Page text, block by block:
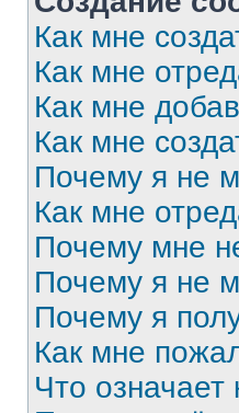
Как мне
Как мне
Как мне
Как мне
Почему я не
Как мне
Почему мне
Почему я не
Почему я
Как мне
Что